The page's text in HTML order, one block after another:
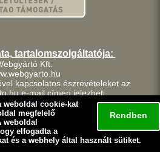
Rendben
weboldal cookie-kat
megfelelő
weboldal
elfogadta a
és a webhely által használt sütiket.
tartalomszolgáltatója:
Kft.
kapcsolatos észrevételeket az
e-mail címen jelezheti.
Szerzői jog:
tartalom a Kaposvári Kosárlabda
tulajdona.
fenntart minden, a lap bármely
technikával történő másolásával